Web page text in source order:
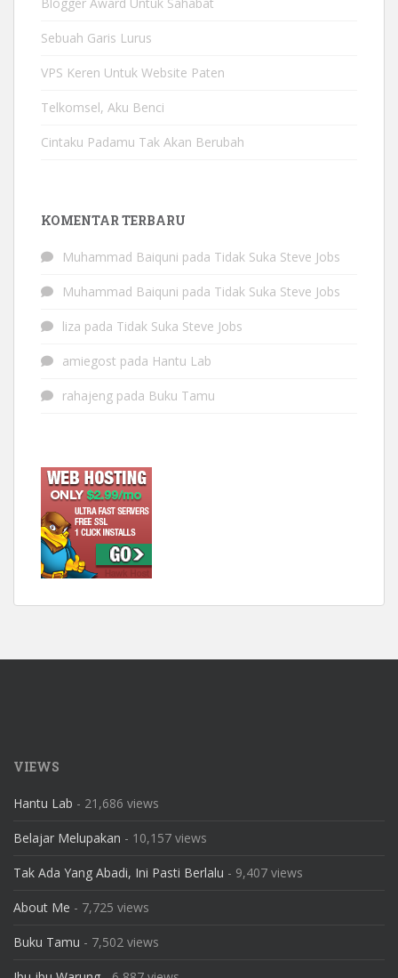
Sebuah Garis Lurus
VPS Keren Untuk Website Paten
Telkomsel, Aku Benci
Cintaku Padamu Tak Akan Berubah
KOMENTAR TERBARU
Muhammad Baiquni pada Tidak Suka Steve Jobs
Muhammad Baiquni pada Tidak Suka Steve Jobs
liza pada Tidak Suka Steve Jobs
amiegost pada Hantu Lab
rahajeng pada Buku Tamu
VIEWS
Hantu Lab - 21,686 views
Belajar Melupakan - 10,157 views
Tak Ada Yang Abadi, Ini Pasti Berlalu - 9,407 views
About Me - 7,725 views
Buku Tamu - 7,502 views